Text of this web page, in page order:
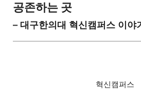
공존하는 곳
– 대구한의대 혁신캠퍼스 이야
혁신캠퍼스